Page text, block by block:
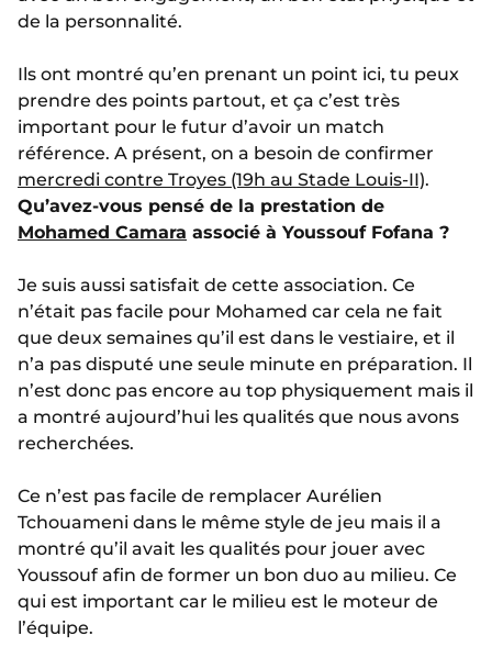
de la personnalité.
Ils ont montré qu’en prenant un point ici, tu peux
prendre des points partout, et ça c’est très
important pour le futur d’avoir un match
référence. A présent, on a besoin de confirmer
mercredi contre Troyes (19h au Stade Louis-II).
Qu’avez-vous pensé de la prestation de
Mohamed Camara associé à Youssouf Fofana ?
Je suis aussi satisfait de cette association. Ce
n’était pas facile pour Mohamed car cela ne fait
que deux semaines qu’il est dans le vestiaire, et il
n’a pas disputé une seule minute en préparation. Il
n’est donc pas encore au top physiquement mais il
a montré aujourd’hui les qualités que nous avons
recherchées.
Ce n’est pas facile de remplacer Aurélien
Tchouameni dans le même style de jeu mais il a
montré qu’il avait les qualités pour jouer avec
Youssouf afin de former un bon duo au milieu. Ce
qui est important car le milieu est le moteur de
l’équipe.